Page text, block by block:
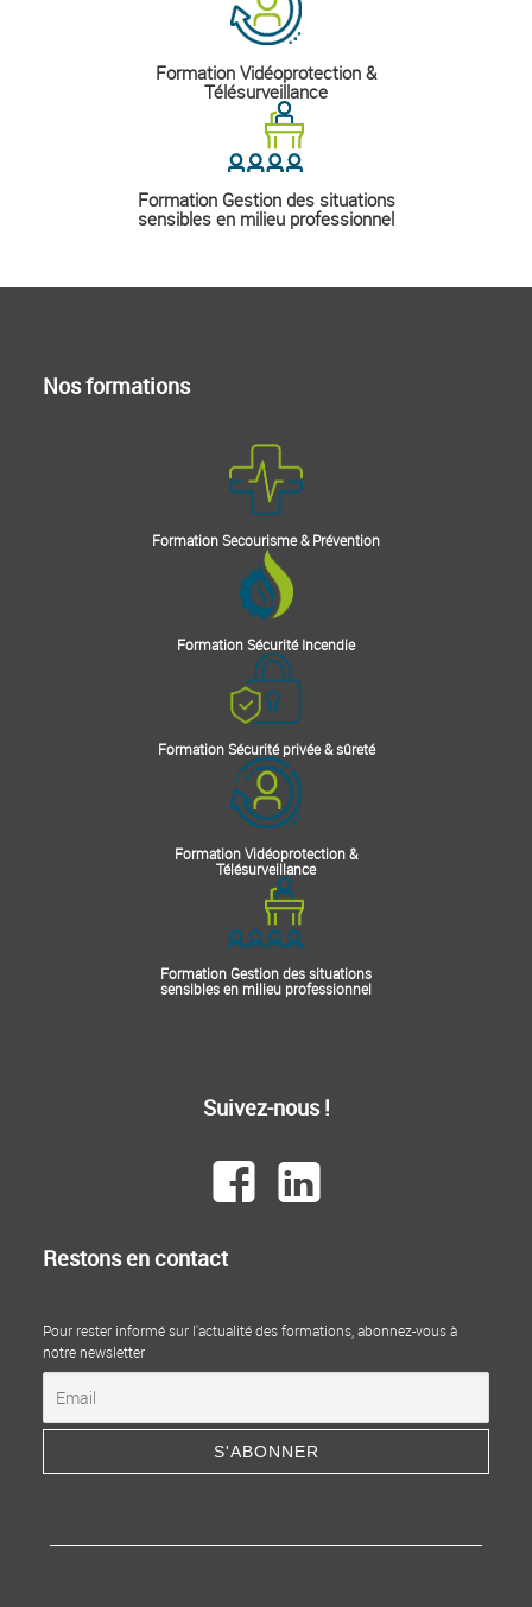
Formation Vidéoprotection &
Télésurveillance
Formation Gestion des situations
sensibles en milieu professionnel
Nos formations
Formation Secourisme & Prévention
Formation Sécurité Incendie
Formation Sécurité privée & sûreté
Formation Vidéoprotection &
Télésurveillance
Formation Gestion des situations
sensibles en milieu professionnel
Suivez-nous !
Restons en contact
Pour rester informé sur l'actualité des formations, abonnez-vous à
notre newsletter